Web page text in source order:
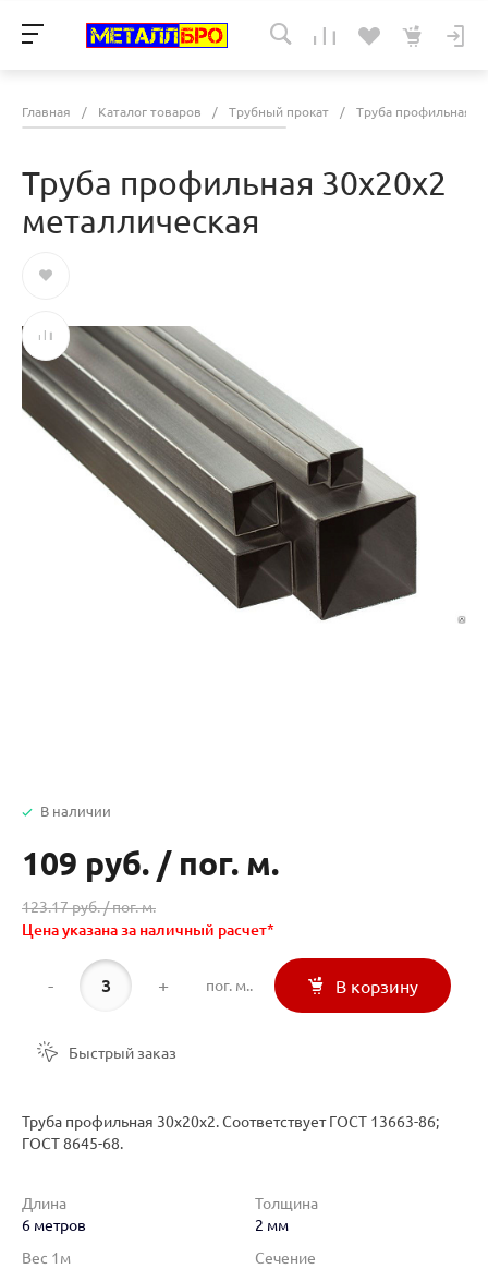
Главная / Каталог товаров / Трубный прокат / Труба профильная
Труба профильная 30х20х2
металлическая
В наличии
109 руб. / пог. м.
123.17 руб. /пог. м.
Цена указана за наличный расчет*
- + пог. м.. В корзину
Быстрый заказ
Труба профильная 30х20х2. Соответствует ГОСТ 13663-86;
ГОСТ 8645-68.
Длина
6 метров
Толщина
2 мм
Вес 1м
Сечение